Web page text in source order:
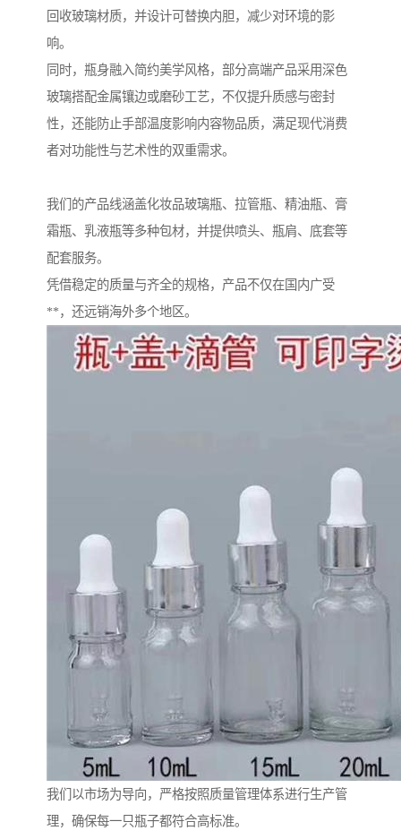
回收玻璃材质，并设计可替换内胆，减少对环境的影
响。
同时，瓶身融入简约美学风格，部分高端产品采用深色
玻璃搭配金属镶边或磨砂工艺，不仅提升质感与密封
性，还能防止手部温度影响内容物品质，满足现代消费
者对功能性与艺术性的双重需求。
我们的产品线涵盖化妆品玻璃瓶、拉管瓶、精油瓶、膏
霜瓶、乳液瓶等多种包材，并提供喷头、瓶肩、底套等
配套服务。
凭借稳定的质量与齐全的规格，产品不仅在国内广受
**，还远销海外多个地区。
我们以市场为导向，严格按照质量管理体系进行生产管
理，确保每一只瓶子都符合高标准。